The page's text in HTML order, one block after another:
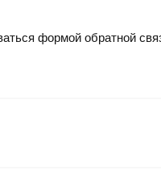
формой обратной